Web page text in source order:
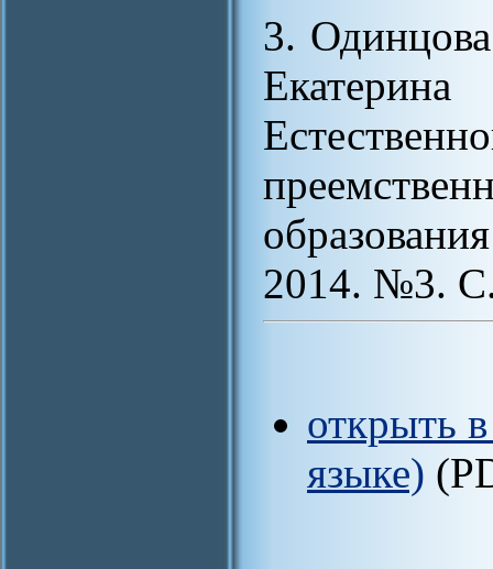
3.
2014. №3.
открыть
языке)